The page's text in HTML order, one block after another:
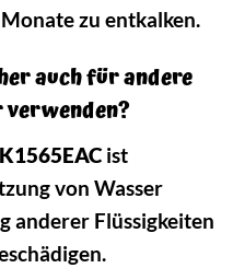
zu entkalken.
auch für andere
verwenden?
ist
von Wasser
anderer Flüssigkeiten